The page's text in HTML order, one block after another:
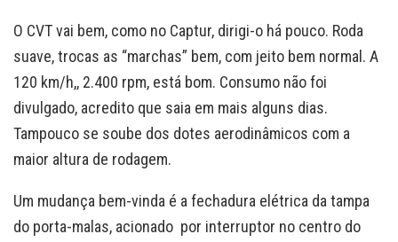
O CVT vai bem, como no Captur, dirigi-o há pouco. Roda
suave, trocas as “marchas” bem, com jeito bem normal. A
120 km/h,, 2.400 rpm, está bom. Consumo não foi
divulgado, acredito que saia em mais alguns dias.
Tampouco se soube dos dotes aerodinâmicos com a
maior altura de rodagem.
Um mudança bem-vinda é a fechadura elétrica da tampa
do porta-malas, acionado por interruptor no centro do